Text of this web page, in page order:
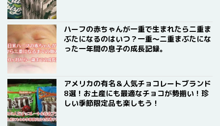
ハーフの赤ちゃんが一重で生まれたら二重ま
ぶたになるのはいつ？一重〜二重まぶたにな
った一年間の息子の成長記録。
アメリカの有名＆人気チョコレートブランド
8選！お土産にも最適なチョコが勢揃い！珍
しい季節限定品も楽しもう！